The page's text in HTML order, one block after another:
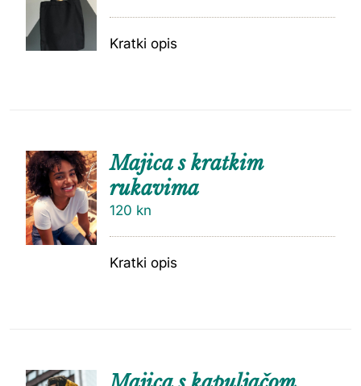
Kratki opis
DODAJ
U
CU
Majica s kratkim
rukavima
120 kn
Kratki opis